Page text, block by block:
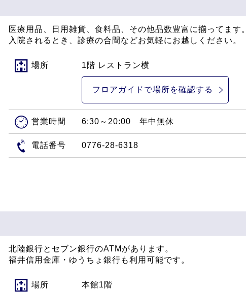
医療用品、日用雑貨、食料品、その他品数豊富に揃ってます。
入院されるとき、診療の合間などお気軽にお越しください。
場所 1階 レストラン横
フロアガイドで場所を確認する
営業時間 6:30～20:00 年中無休
電話番号 0776-28-6318
北陸銀行とセブン銀行のATMがあります。
福井信用金庫・ゆうちょ銀行も利用可能です。
場所 本館1階